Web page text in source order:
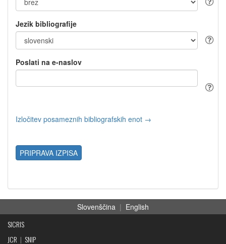
Jezik bibliografije
Poslati na e-naslov
Izločitev posameznih bibliografskih enot →
PRIPRAVA IZPISA
Slovenščina | English
SICRIS
JCR | SNIP